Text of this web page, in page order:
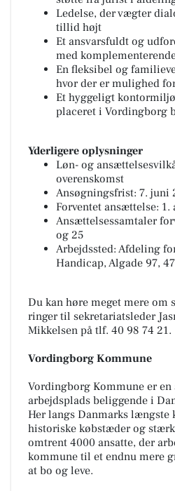
Ledelse, der vægter
tillid højt
Et ansvarsfuldt og
med
En fleksibel og
hvor der er mulighed
Et hyggeligt
placeret i Vordingborg
Yderligere oplysninger
Løn- og
overenskomst
Ansøgningsfrist: 7. juni
Forventet ansættelse: 1.
Ansættelsessamtaler
og 25
Arbejdssted: Afdeling
Handicap, Algade 97,
Du kan høre meget mere om
ringer til sekretariatsleder
Mikkelsen på tlf. 40 98 74 21.
Vordingborg Kommune
Vordingborg Kommune er
arbejdsplads beliggende i
Her langs Danmarks længste
historiske købstæder og
omtrent 4000 ansatte, der
kommune til et endnu mere
at bo og leve.